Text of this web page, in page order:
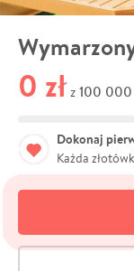
0 zł z 100 000
Dokonaj
Każda